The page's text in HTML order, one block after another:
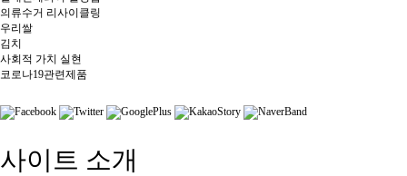
의류수거 리사이클링
우리쌀
김치
사회적 가치 실현
코로나19관련제품
사이트 소개